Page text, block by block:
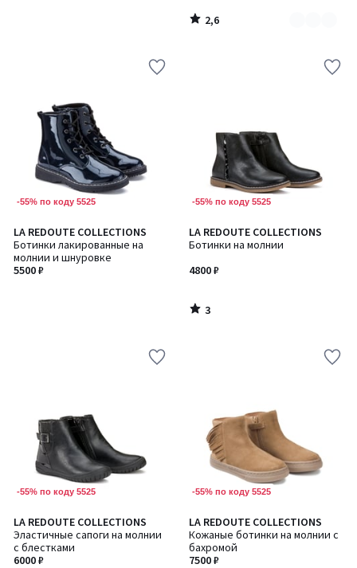
2,6
/
-55% по коду 5525
LA REDOUTE COLLECTIONS
Ботинки лакированные на
молнии и шнуровке
5500 ₽
-55% по коду 5525
LA REDOUTE COLLECTIONS
Ботинки на молнии
4800 ₽
3
/
3
/
-55% по коду 5525
LA REDOUTE COLLECTIONS
Эластичные сапоги на молнии
с блестками
6000 ₽
-55% по коду 5525
LA REDOUTE COLLECTIONS
Кожаные ботинки на молнии с
бахромой
7500 ₽
1
/
5